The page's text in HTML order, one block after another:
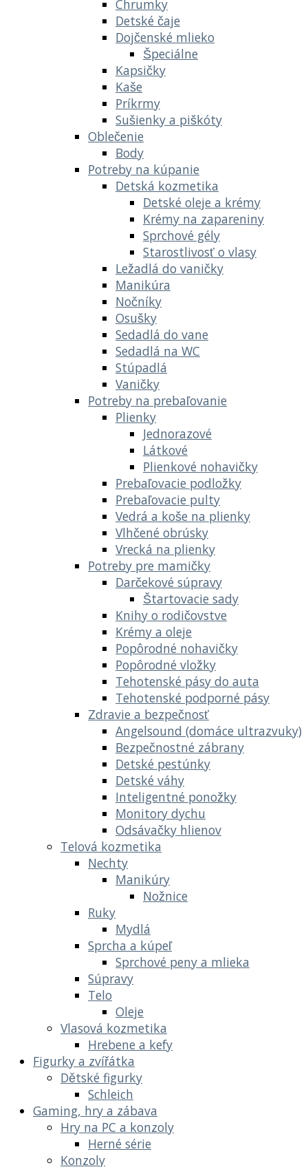
Chrumky
Detské čaje
Dojčenské mlieko
Špeciálne
Kapsičky
Kaše
Príkrmy
Sušienky a piškóty
Oblečenie
Body
Potreby na kúpanie
Detská kozmetika
Detské oleje a krémy
Krémy na zapareniny
Sprchové gély
Starostlivosť o vlasy
Ležadlá do vaničky
Manikúra
Nočníky
Osušky
Sedadlá do vane
Sedadlá na WC
Stúpadlá
Vaničky
Potreby na prebaľovanie
Plienky
Jednorazové
Látkové
Plienkové nohavičky
Prebaľovacie podložky
Prebaľovacie pulty
Vedrá a koše na plienky
Vlhčené obrúsky
Vrecká na plienky
Potreby pre mamičky
Darčekové súpravy
Štartovacie sady
Knihy o rodičovstve
Krémy a oleje
Popôrodné nohavičky
Popôrodné vložky
Tehotenské pásy do auta
Tehotenské podporné pásy
Zdravie a bezpečnosť
Angelsound (domáce ultrazvuky)
Bezpečnostné zábrany
Detské pestúnky
Detské váhy
Inteligentné ponožky
Monitory dychu
Odsávačky hlienov
Telová kozmetika
Nechty
Manikúry
Nožnice
Ruky
Mydlá
Sprcha a kúpeľ
Sprchové peny a mlieka
Súpravy
Telo
Oleje
Vlasová kozmetika
Hrebene a kefy
Figurky a zvířátka
Dětské figurky
Schleich
Gaming, hry a zábava
Hry na PC a konzoly
Herné série
Konzoly